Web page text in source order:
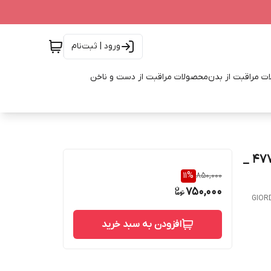
ورود | ثبت‌نام
مراقبت از بدنمحصولات مراقبت از دست و ناخن
رول دئودرانت ضدتعریق معطر مردانه میستر جوردانی 47762 _
850,000
11%
750,000
افزودن به سبد خرید